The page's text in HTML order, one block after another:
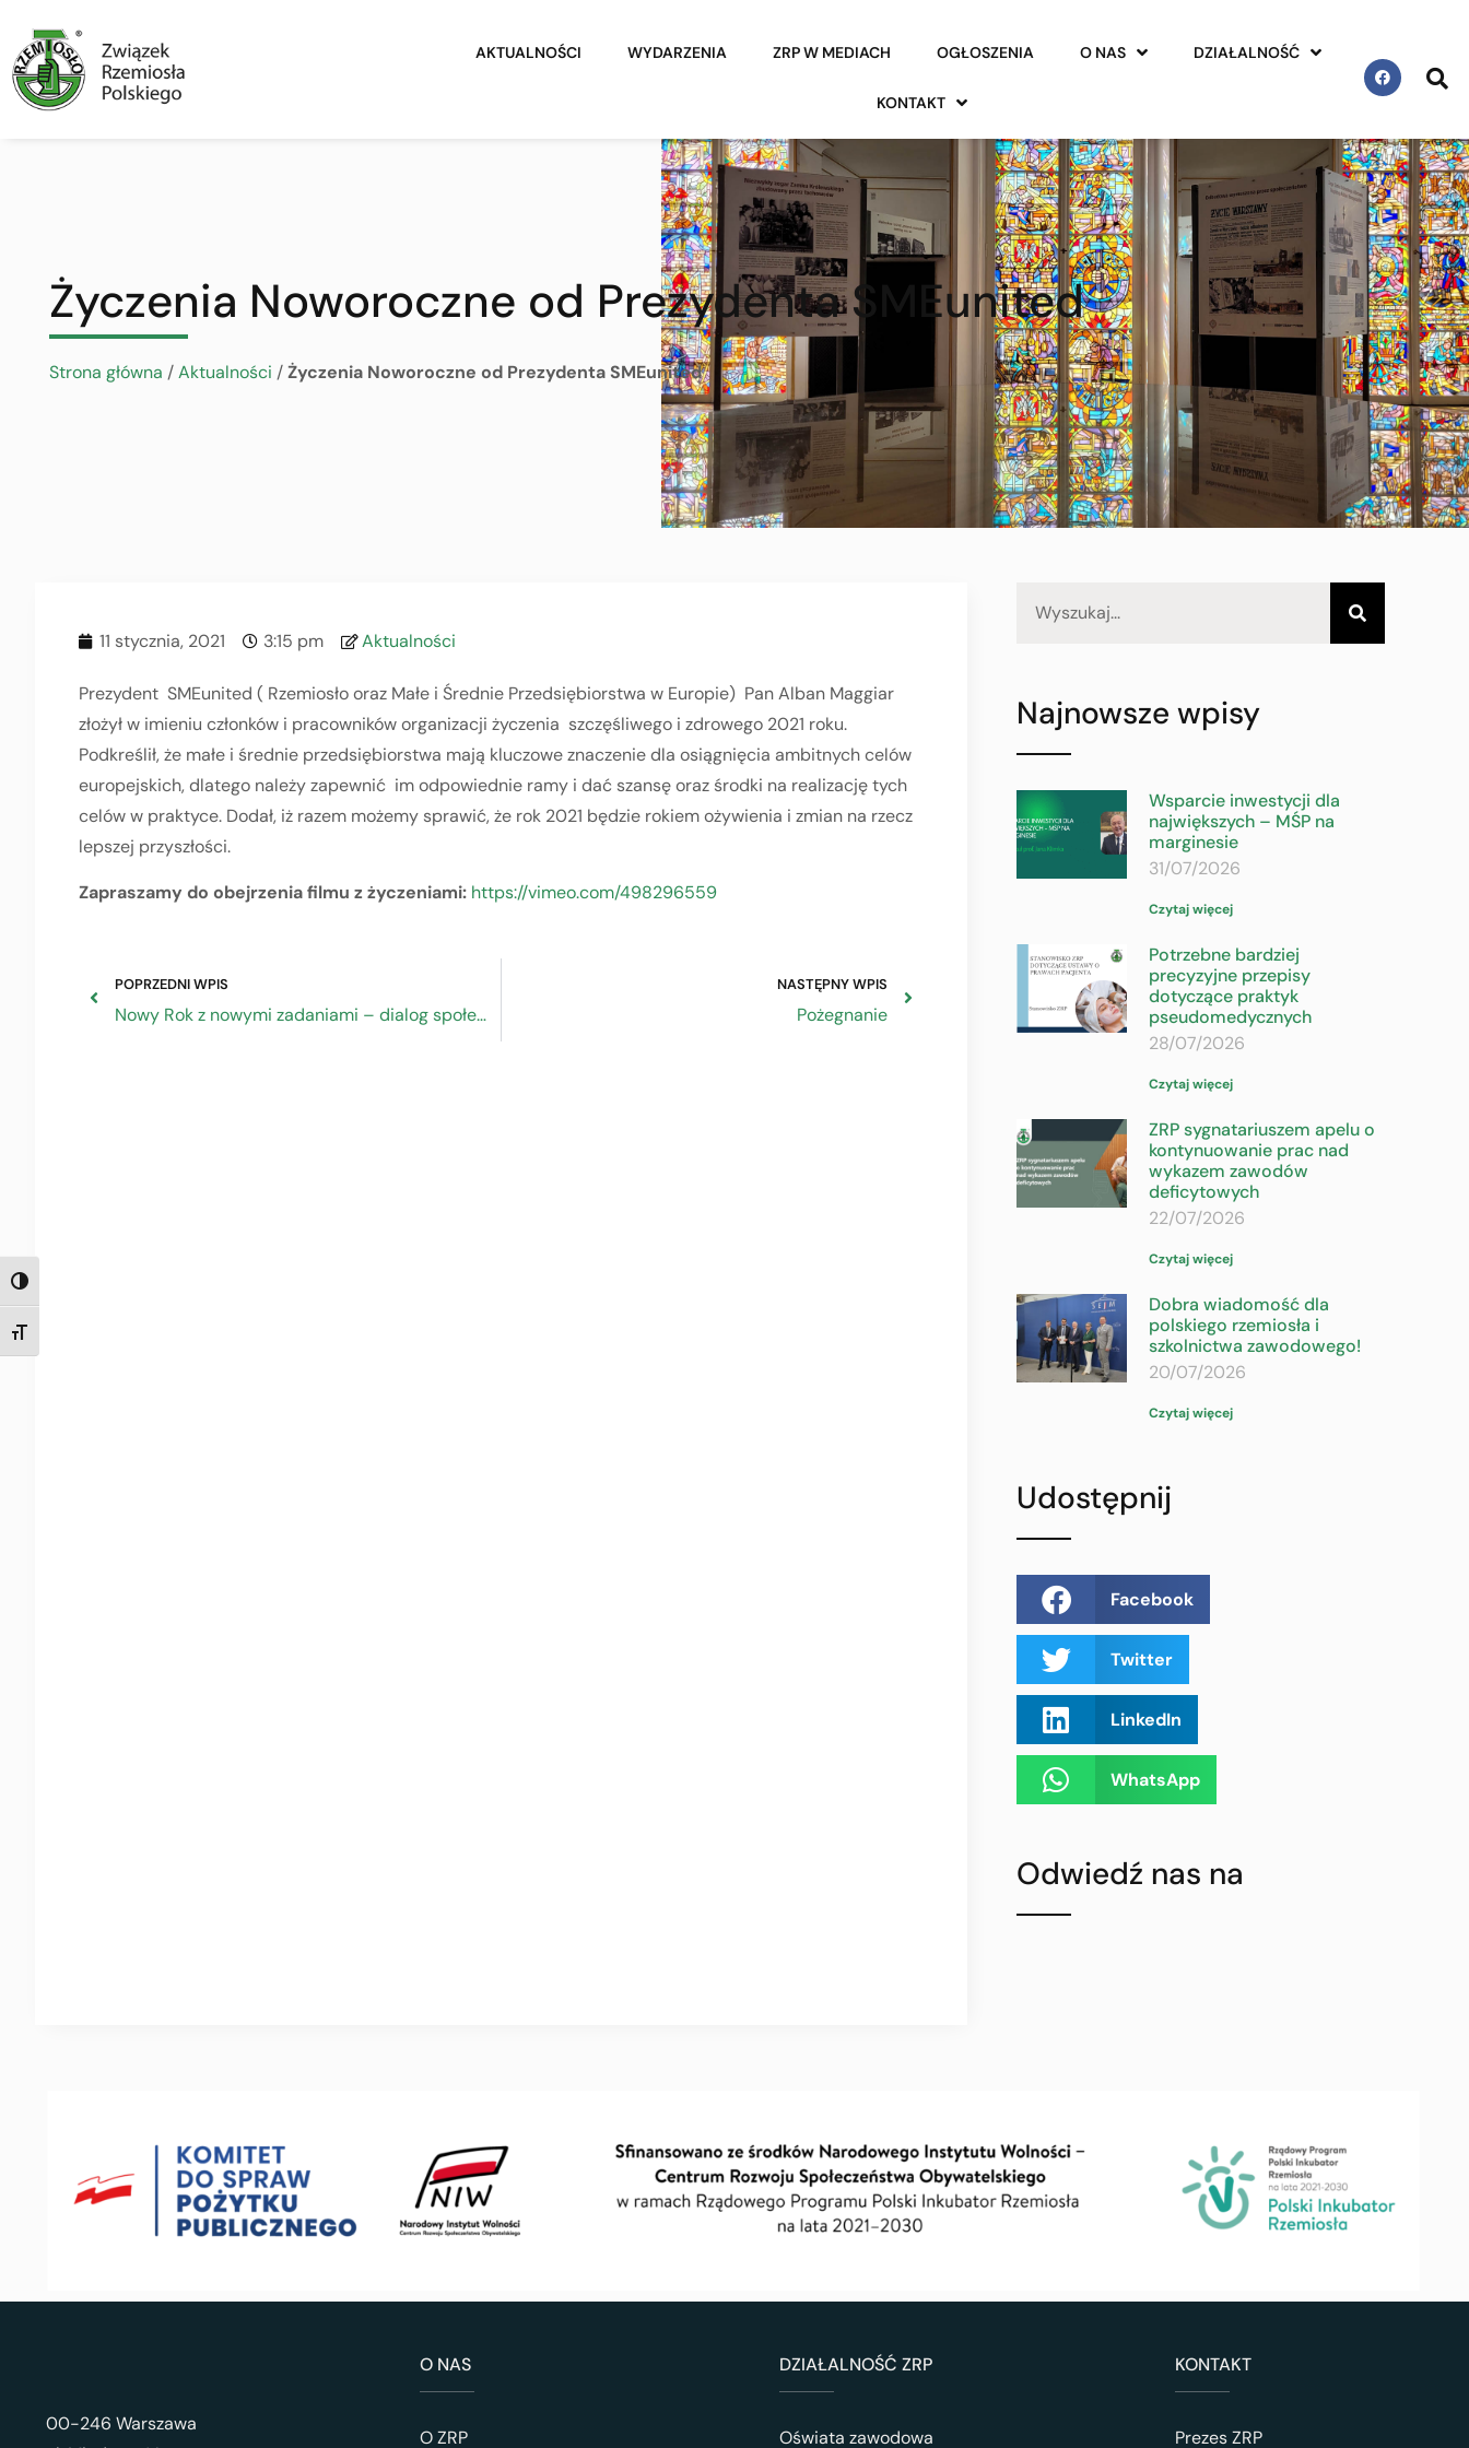
TOGGLE HIGH CONTRAST
TOGGLE FONT SIZE
AKTUALNOŚCI WYDARZENIA ZRP W MEDIACH OGŁOSZENIA O NAS DZIAŁALNOŚĆ
KONTAKT
Życzenia Noworoczne od Prezydenta SMEunited
Strona główna /Aktualności /Życzenia Noworoczne od Prezydenta SMEunited
11 stycznia, 2021 3:15 pm Aktualności
Prezydent SMEunited ( Rzemiosło oraz Małe i Średnie Przedsiębiorstwa w Europie) Pan Alban Maggiar
złożył w imieniu członków i pracowników organizacji życzenia szczęśliwego i zdrowego 2021 roku.
Podkreślił, że małe i średnie przedsiębiorstwa mają kluczowe znaczenie dla osiągnięcia ambitnych celów
europejskich, dlatego należy zapewnić im odpowiednie ramy i dać szansę oraz środki na realizację tych
celów w praktyce. Dodał, iż razem możemy sprawić, że rok 2021 będzie rokiem ożywienia i zmian na rzecz
lepszej przyszłości.
Zapraszamy do obejrzenia filmu z życzeniami: https://vimeo.com/498296559
POPRZEDNI WPIS
Nowy Rok z nowymi zadaniami – dialog społeczny w regionach
NASTĘPNY WPIS
Pożegnanie
Najnowsze wpisy
Wsparcie inwestycji dla
największych – MŚP na
marginesie
31/07/2026
Czytaj więcej
Potrzebne bardziej
precyzyjne przepisy
dotyczące praktyk
pseudomedycznych
28/07/2026
Czytaj więcej
ZRP sygnatariuszem apelu o
kontynuowanie prac nad
wykazem zawodów
deficytowych
22/07/2026
Czytaj więcej
Dobra wiadomość dla
polskiego rzemiosła i
szkolnictwa zawodowego!
20/07/2026
Czytaj więcej
Udostępnij
Facebook
Twitter
LinkedIn
WhatsApp
Odwiedź nas na
00-246 Warszawa
O NAS
O ZRP
DZIAŁALNOŚĆ ZRP
Oświata zawodowa
KONTAKT
Prezes ZRP